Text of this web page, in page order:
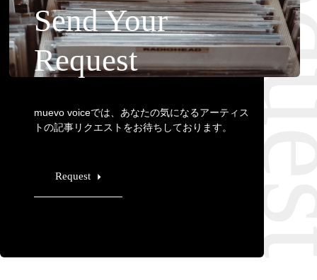
Send Your
Request
muevo voiceでは、あなたの気になるアーティス
トの記事リクエストをお待ちしております。
Request